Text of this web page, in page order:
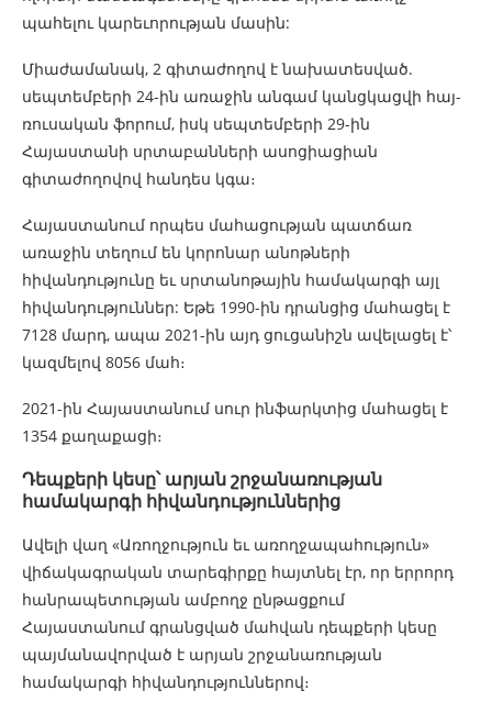
պահելու կարեւորության մասին:
Միաժամանակ, 2 գիտաժողով է նախատեսված.
սեպտեմբերի 24-ին առաջին անգամ կանցկացվի հայ-
ռուսական ֆորում, իսկ սեպտեմբերի 29-ին
Հայաստանի սրտաբանների ասոցիացիան
գիտաժողովով հանդես կգա։
Հայաստանում որպես մահացության պատճառ
առաջին տեղում են կորոնար անոթների
հիվանդությունը եւ սրտանոթային համակարգի այլ
հիվանդություններ: Եթե 1990-ին դրանցից մահացել է
7128 մարդ, ապա 2021-ին այդ ցուցանիշն ավելացել է՝
կազմելով 8056 մահ։
2021-ին Հայաստանում սուր ինֆարկտից մահացել է
1354 քաղաքացի։
Դեպքերի կեսը՝ արյան շրջանառության
համակարգի հիվանդություններից
Ավելի վաղ «Առողջություն եւ առողջապահություն»
վիճակագրական տարեգիրքը հայտնել էր, որ երրորդ
հանրապետության ամբողջ ընթացքում
Հայաստանում գրանցված մահվան դեպքերի կեսը
պայմանավորված է արյան շրջանառության
համակարգի հիվանդություններով։